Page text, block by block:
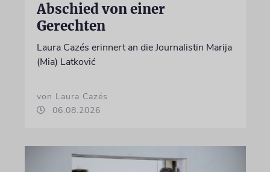
Abschied von einer
Gerechten
Laura Cazés erinnert an die Journalistin Marija
(Mia) Latković
von Laura Cazés
06.08.2026